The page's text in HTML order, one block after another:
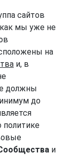
сайтов
мы уже не
на
и, в
должны
до
политике
и